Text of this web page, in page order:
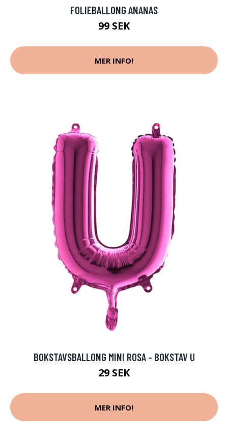
FOLIEBALLONG ANANAS
99 SEK
MER INFO!
BOKSTAVSBALLONG MINI ROSA - BOKSTAV U
29 SEK
MER INFO!